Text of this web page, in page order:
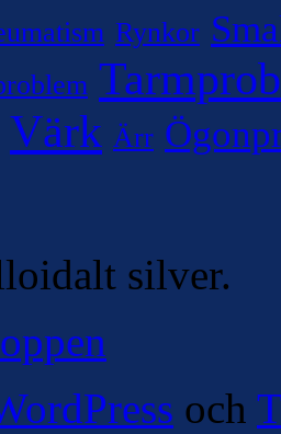
Rynkor
Värk Ärr
silver.
och